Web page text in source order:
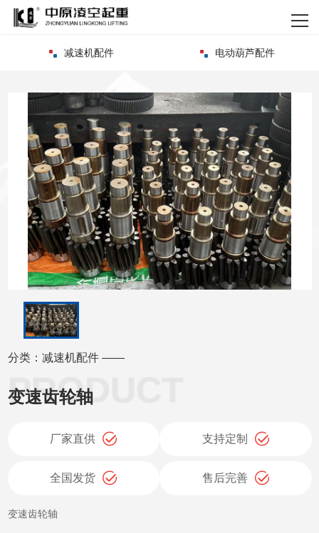
网站首页
关于我们
产品中心
新闻资讯
资质荣誉
客户案例
企业实力
联系我们
减速机配件 电动葫芦配件
分类：减速机配件 ——
变速齿轮轴
厂家直供 支持定制
全国发货 售后完善
变速齿轮轴